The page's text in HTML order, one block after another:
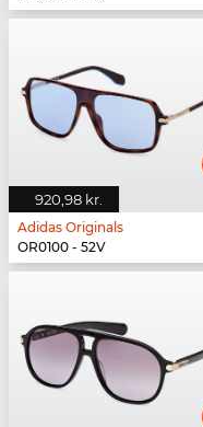
920,98 kr.
Adidas Originals
OR0100 - 52V